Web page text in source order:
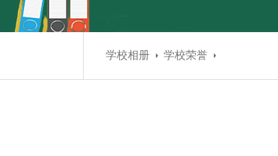
学校相册 学校荣誉